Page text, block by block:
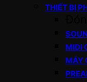
THIẾT BỊ
MIDI
MÁY